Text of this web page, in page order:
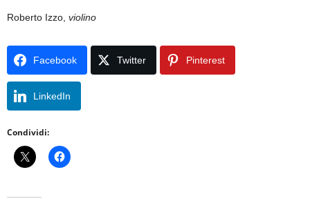
Roberto Izzo, violino
Facebook Twitter Pinterest
LinkedIn
Condividi: